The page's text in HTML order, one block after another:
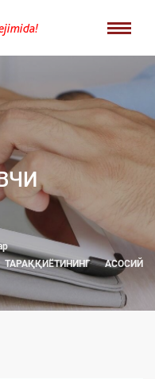
АСОСИЙ